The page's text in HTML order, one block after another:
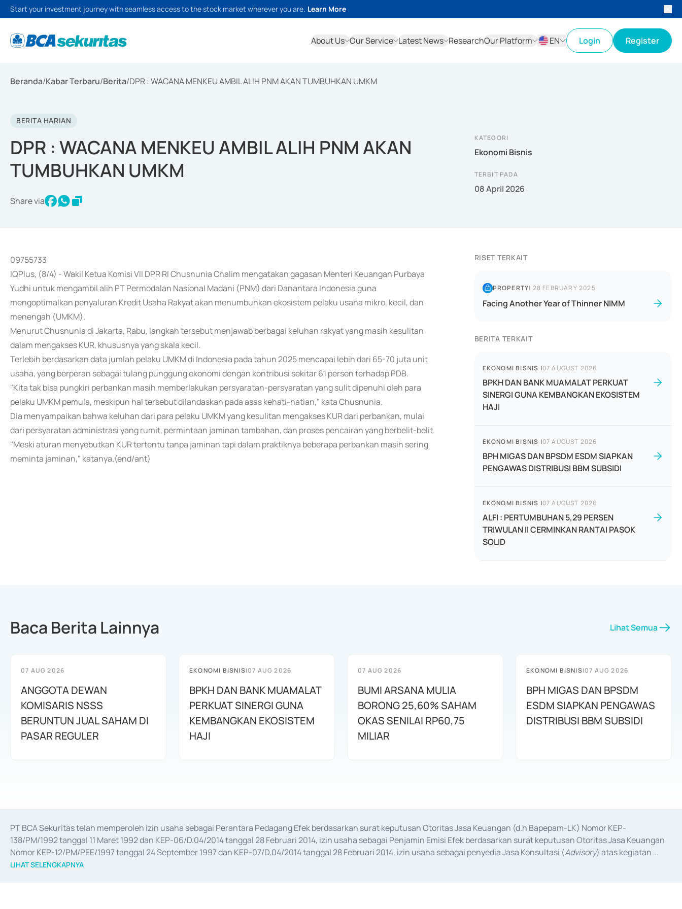
Start your investment journey with seamless access to the stock market wherever you are. Learn More
About Us Our Service Latest News ResearchOur Platform
EN
Login Register
Beranda/Kabar Terbaru/Berita/DPR : WACANA MENKEU AMBIL ALIH PNM AKAN TUMBUHKAN UMKM
BERITA HARIAN
DPR : WACANA MENKEU AMBIL ALIH PNM AKAN
TUMBUHKAN UMKM
Share via
KATEGORI
Ekonomi Bisnis
TERBIT PADA
08 April 2026
09755733
IQPlus, (8/4) - Wakil Ketua Komisi VII DPR RI Chusnunia Chalim mengatakan gagasan Menteri Keuangan Purbaya
Yudhi untuk mengambil alih PT Permodalan Nasional Madani (PNM) dari Danantara Indonesia guna
mengoptimalkan penyaluran Kredit Usaha Rakyat akan menumbuhkan ekosistem pelaku usaha mikro, kecil, dan
menengah (UMKM).
Menurut Chusnunia di Jakarta, Rabu, langkah tersebut menjawab berbagai keluhan rakyat yang masih kesulitan
dalam mengakses KUR, khususnya yang skala kecil.
Terlebih berdasarkan data jumlah pelaku UMKM di Indonesia pada tahun 2025 mencapai lebih dari 65-70 juta unit
usaha, yang berperan sebagai tulang punggung ekonomi dengan kontribusi sekitar 61 persen terhadap PDB.
"Kita tak bisa pungkiri perbankan masih memberlakukan persyaratan-persyaratan yang sulit dipenuhi oleh para
pelaku UMKM pemula, meskipun hal tersebut dilandaskan pada asas kehati-hatian," kata Chusnunia.
Dia menyampaikan bahwa keluhan dari para pelaku UMKM yang kesulitan mengakses KUR dari perbankan, mulai
dari persyaratan administrasi yang rumit, permintaan jaminan tambahan, dan proses pencairan yang berbelit-belit.
"Meski aturan menyebutkan KUR tertentu tanpa jaminan tapi dalam praktiknya beberapa perbankan masih sering
meminta jaminan," katanya.(end/ant)
RISET TERKAIT
PROPERTY| 28 FEBRUARY 2025
Facing Another Year of Thinner NIMM
BERITA TERKAIT
EKONOMI BISNIS |07 AUGUST 2026
BPKH DAN BANK MUAMALAT PERKUAT
SINERGI GUNA KEMBANGKAN EKOSISTEM
HAJI
EKONOMI BISNIS |07 AUGUST 2026
BPH MIGAS DAN BPSDM ESDM SIAPKAN
PENGAWAS DISTRIBUSI BBM SUBSIDI
EKONOMI BISNIS |07 AUGUST 2026
ALFI : PERTUMBUHAN 5,29 PERSEN
TRIWULAN II CERMINKAN RANTAI PASOK
SOLID
Baca Berita Lainnya Lihat Semua
07 AUG 2026
ANGGOTA DEWAN
KOMISARIS NSSS
BERUNTUN JUAL SAHAM DI
PASAR REGULER
EKONOMI BISNIS|07 AUG 2026
BPKH DAN BANK MUAMALAT
PERKUAT SINERGI GUNA
KEMBANGKAN EKOSISTEM
HAJI
07 AUG 2026
BUMI ARSANA MULIA
BORONG 25,60% SAHAM
OKAS SENILAI RP60,75
MILIAR
EKONOMI BISNIS|07 AUG 2026
BPH MIGAS DAN BPSDM
ESDM SIAPKAN PENGAWAS
DISTRIBUSI BBM SUBSIDI
PT BCA Sekuritas telah memperoleh izin usaha sebagai Perantara Pedagang Efek berdasarkan surat keputusan Otoritas Jasa Keuangan (d.h Bapepam-LK) Nomor KEP-
138/PM/1992 tanggal 11 Maret 1992 dan KEP-06/D.04/2014 tanggal 28 Februari 2014, izin usaha sebagai Penjamin Emisi Efek berdasarkan surat keputusan Otoritas Jasa Keuangan
Nomor KEP-12/PM/PEE/1997 tanggal 24 September 1997 dan KEP-07/D.04/2014 tanggal 28 Februari 2014, izin usaha sebagai penyedia Jasa Konsultasi (Advisory) atas kegiatan
merger, akuisisi, divestasi, dan
LIHAT SELENGKAPNYA